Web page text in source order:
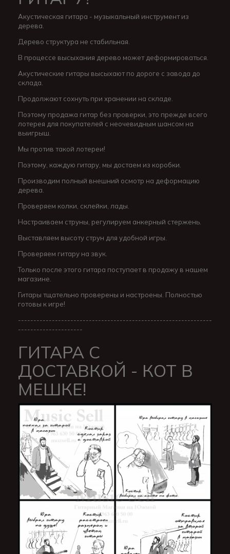
Акустическая гитара - музыкальный инструмент из
дерева.
Дерево структура не стабильная.
В процессе высыхания дерево может деформироваться.
Акустические гитары высыхают по дороге с завода до
склада.
Продолжают сохнуть при хранении на складе.
Поэтому продажа гитар без проверки, это прежде всего
лотерея для покупателей с неочевидным шансом на
выигрыш.
Мы против такой лотереи!
Поэтому, каждую гитару, мы достаем из коробки.
Производим полный внешний осмотр на деформацию
дерева.
Проверяем колки, склейки, лады.
Настраиваем струны, регулируем анкерный стержень.
Выставляем высоту струн для удобной игры.
Проверяем гитару на звук.
Только после этого гитара поступает в продажу в нашем
магазине.
Гитары тщательно проверены и настроены. Полностью
готовы к игре!
---------------------------------------------------------------
---------------------
ГИТАРА С
ДОСТАВКОЙ - КОТ В
МЕШКЕ!